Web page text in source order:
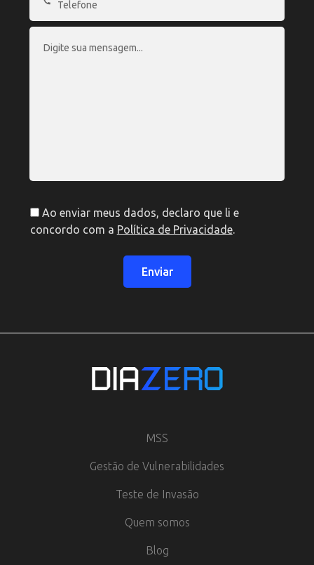
Ao enviar meus dados, declaro que li e
concordo com a Política de Privacidade.
Enviar
MSS
Gestão de Vulnerabilidades
Teste de Invasão
Quem somos
Blog